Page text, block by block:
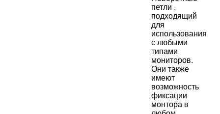
петли ,
подходящий
для
использования
с любыми
типами
мониторов.
Они также
имеют
возможность
фиксации
монтора в